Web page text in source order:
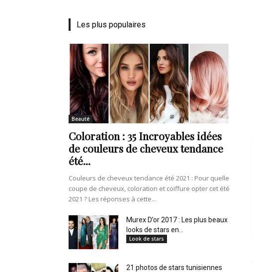
Numéro
un
en
Tunisie
Les plus populaires
Beauté
Coloration : 35 Incroyables idées
de couleurs de cheveux tendance
été...
Couleurs de cheveux tendance été 2021 : Pour quelle
coupe de cheveux, coloration et coiffure opter cet été
2021 ? Les réponses à cette...
Murex D’or 2017 : Les plus beaux
looks de stars en...
Look de stars
21 photos de stars tunisiennes